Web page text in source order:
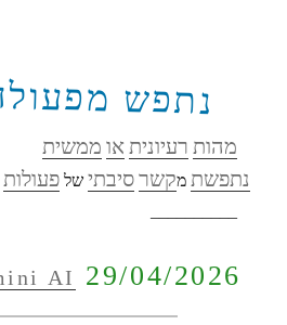
נתפש
מהות רעיונית או ממשית
נתפשת מקשר סיבתי שלפעולות
AI 29/04/2026